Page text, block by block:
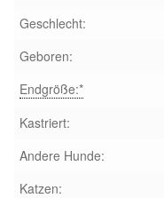
Geschlecht:
Geboren:
Endgröße:*
Kastriert:
Andere Hunde:
Katzen: